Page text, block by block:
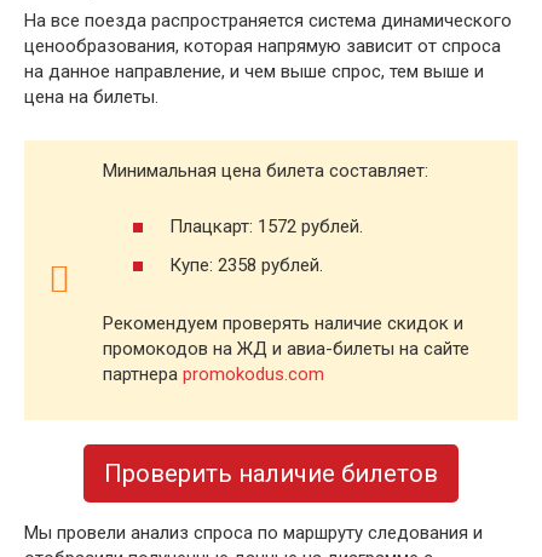
На все поезда распространяется система динамического
ценообразования, которая напрямую зависит от спроса
на данное направление, и чем выше спрос, тем выше и
цена на билеты.
Минимальная цена билета составляет:
Плацкарт: 1572 рублей.
Купе: 2358 рублей.
Рекомендуем проверять наличие скидок и
промокодов на ЖД и авиа-билеты на сайте
партнера promokodus.com
Проверить наличие билетов
Мы провели анализ спроса по маршруту следования и